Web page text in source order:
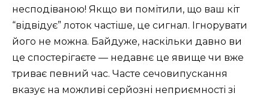
несподіваною! Якщо ви помітили, що ваш кіт
“відвідує” лоток частіше, це сигнал. Ігнорувати
його не можна. Байдуже, наскільки давно ви
це спостерігаєте — недавнє це явище чи вже
триває певний час. Часте сечовипускання
вказує на можливі серйозні неприємності зі